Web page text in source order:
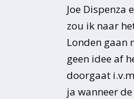
Joe Dispenza
zou ik naar
Londen gaan
geen idee af
doorgaat
ja wanneer